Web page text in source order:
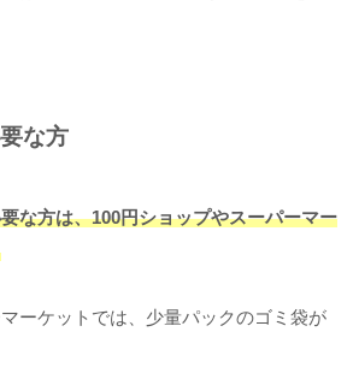
な方
な方は、100円ショップやスーパーマー
ーケットでは、少量パックのゴミ袋が